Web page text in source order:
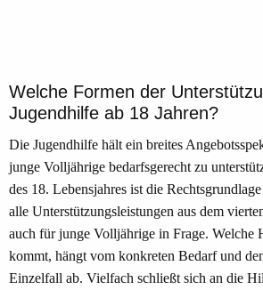
Welche Formen der
Jugendhilfe ab 18 Jahren?
Die Jugendhilfe hält ein breites
junge Volljährige bedarfsgerecht zu
des 18. Lebensjahres ist die
alle Unterstützungsleistungen aus dem
auch für junge Volljährige in Frage. Welche
kommt, hängt vom konkreten Bedarf und
Einzelfall ab. Vielfach schließt sich an die